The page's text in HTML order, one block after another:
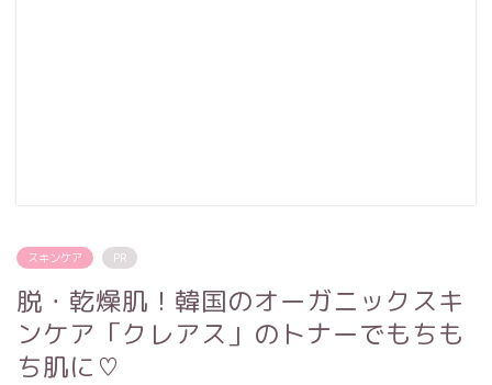
スキンケア PR
脱・乾燥肌！韓国のオーガニックスキ
ンケア「クレアス」のトナーでもちも
ち肌に♡